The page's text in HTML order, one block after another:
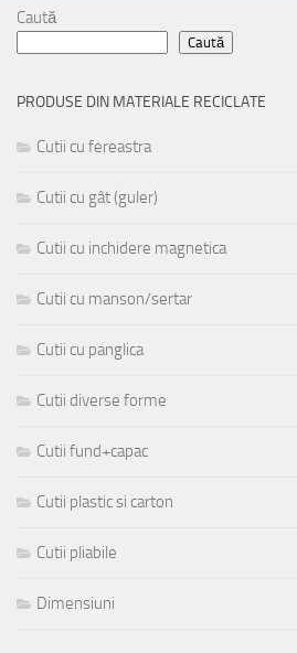
Caută
Caută
PRODUSE DIN MATERIALE RECICLATE
Cutii cu fereastra
Cutii cu gât (guler)
Cutii cu inchidere magnetica
Cutii cu manson/sertar
Cutii cu panglica
Cutii diverse forme
Cutii fund+capac
Cutii plastic si carton
Cutii pliabile
Dimensiuni